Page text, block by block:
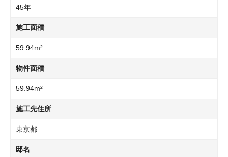
45年
施工面積
59.94m²
物件面積
59.94m²
施工先住所
東京都
邸名